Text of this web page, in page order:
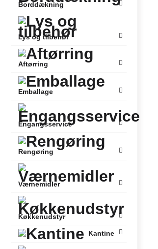
Borddækning
Lys og tilbehør
Aftørring
Emballage
Engangsservice
Rengøring
Værnemidler
Køkkenudstyr
Kantine